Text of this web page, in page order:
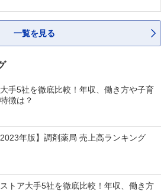
一覧を見る
手5社を徹底比較！年収、働き方や子育
徴は？
2023年版】調剤薬局 売上高ランキング
ストア大手5社を徹底比較！年収、働き方